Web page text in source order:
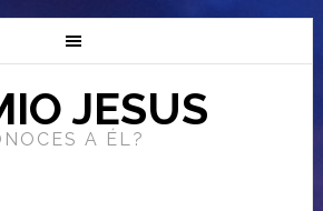
JESUS
A ÉL?